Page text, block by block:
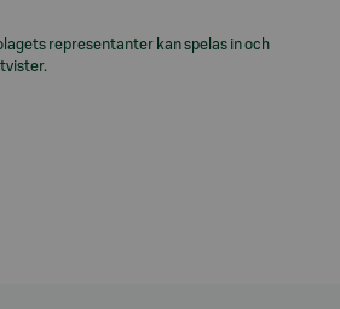
representanter kan spelas in och